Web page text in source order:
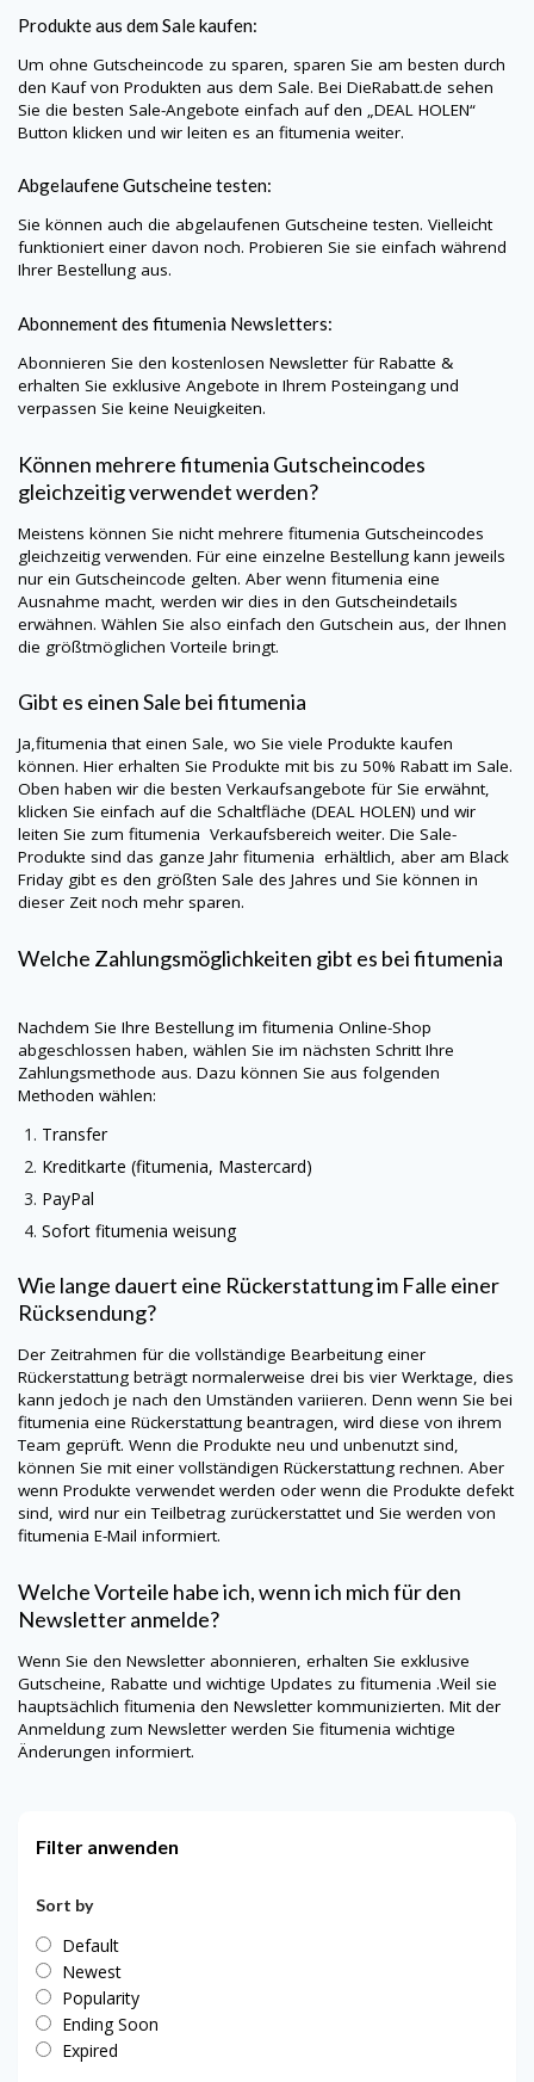
Produkte aus dem Sale kaufen:
Um ohne Gutscheincode zu sparen, sparen Sie am besten durch
den Kauf von Produkten aus dem Sale. Bei DieRabatt.de sehen
Sie die besten Sale-Angebote einfach auf den „DEAL HOLEN“
Button klicken und wir leiten es an fitumenia weiter.
Abgelaufene Gutscheine testen:
Sie können auch die abgelaufenen Gutscheine testen. Vielleicht
funktioniert einer davon noch. Probieren Sie sie einfach während
Ihrer Bestellung aus.
Abonnement des fitumenia Newsletters:
Abonnieren Sie den kostenlosen Newsletter für Rabatte &
erhalten Sie exklusive Angebote in Ihrem Posteingang und
verpassen Sie keine Neuigkeiten.
Können mehrerefitumenia Gutscheincodes
gleichzeitig verwendet werden?
Meistens können Sie nicht mehrere fitumenia Gutscheincodes
gleichzeitig verwenden. Für eine einzelne Bestellung kann jeweils
nur ein Gutscheincode gelten. Aber wenn fitumenia eine
Ausnahme macht, werden wir dies in den Gutscheindetails
erwähnen. Wählen Sie also einfach den Gutschein aus, der Ihnen
die größtmöglichen Vorteile bringt.
Gibt es einen Sale beifitumenia
Ja,fitumeniathat einen Sale, wo Sie viele Produkte kaufen
können. Hier erhalten Sie Produkte mit bis zu 50% Rabatt im Sale.
Oben haben wir die besten Verkaufsangebote für Sie erwähnt,
klicken Sie einfach auf die Schaltfläche (DEAL HOLEN) und wir
leiten Sie zum fitumenia Verkaufsbereich weiter. Die Sale-
Produkte sind das ganze Jahr fitumenia erhältlich, aber am Black
Friday gibt es den größten Sale des Jahres und Sie können in
dieser Zeit noch mehr sparen.
Welche Zahlungsmöglichkeiten gibt es beifitumenia
Nachdem Sie Ihre Bestellung im fitumenia Online-Shop
abgeschlossen haben, wählen Sie im nächsten Schritt Ihre
Zahlungsmethode aus. Dazu können Sie aus folgenden
Methoden wählen:
Transfer
Kreditkarte (fitumenia, Mastercard)
PayPal
Sofort fitumenia weisung
Wie lange dauert eine Rückerstattung im Falle einer
Rücksendung?
Der Zeitrahmen für die vollständige Bearbeitung einer
Rückerstattung beträgt normalerweise drei bis vier Werktage, dies
kann jedoch je nach den Umständen variieren. Denn wenn Sie bei
fitumenia eine Rückerstattung beantragen, wird diese von ihrem
Team geprüft. Wenn die Produkte neu und unbenutzt sind,
können Sie mit einer vollständigen Rückerstattung rechnen. Aber
wenn Produkte verwendet werden oder wenn die Produkte defekt
sind, wird nur ein Teilbetrag zurückerstattet und Sie werden von
fitumenia E-Mail informiert.
Welche Vorteile habe ich, wenn ich mich für den
Newsletter anmelde?
Wenn Sie den Newsletter abonnieren, erhalten Sie exklusive
Gutscheine, Rabatte und wichtige Updates zu fitumenia .Weil sie
hauptsächlich fitumenia den Newsletter kommunizierten. Mit der
Anmeldung zum Newsletter werden Sie fitumenia wichtige
Änderungen informiert.
Filter anwenden
Sort by
Default
Newest
Popularity
Ending Soon
Expired